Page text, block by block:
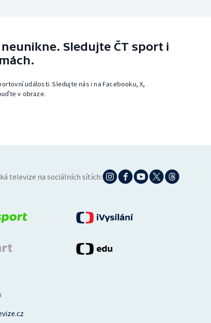
Sledujte ČT sport i
události. Sledujte nás i na Facebooku, X,
v obraze.
televize na sociálních sítích: